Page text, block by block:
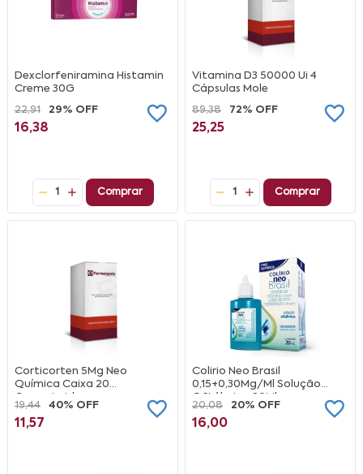
Dexclorfeniramina Histamin
Creme 30G
22,91
29% OFF
16,38
1 Comprar
Vitamina D3 50000 Ui 4
Cápsulas Mole
89,38
72% OFF
25,25
1 Comprar
Corticorten 5Mg Neo
Química Caixa 20
Comprimidos
19,44 40% OFF
11,57
Colirio Neo Brasil
0,15+0,30Mg/Ml Solução
Oftálmica 20Ml
20,08 20% OFF
16,00